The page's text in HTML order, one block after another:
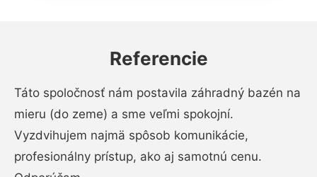
Referencie
Táto spoločnosť nám postavila záhradný bazén na
mieru (do zeme) a sme veľmi spokojní.
Vyzdvihujem najmä spôsob komunikácie,
profesionálny prístup, ako aj samotnú cenu.